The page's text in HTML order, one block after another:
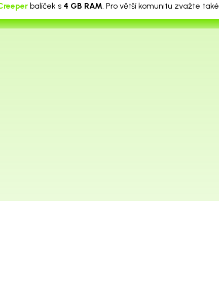
balíček s 4 GB RAM. Pro větší komunitu zvažte také